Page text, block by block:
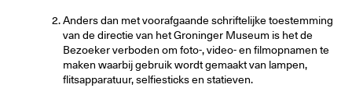
Anders dan met voorafgaande schriftelijke toestemming
van de directie van het Groninger Museum is het de
Bezoeker verboden om foto-, video- en filmopnamen te
maken waarbij gebruik wordt gemaakt van lampen,
flitsapparatuur, selfiesticks en statieven.